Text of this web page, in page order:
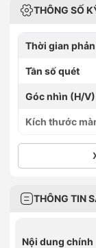
THÔNG SỐ
Thời gian
Tần số quét
Góc nhìn (H/V)
Kích thước
THÔNG TIN
Nội dung chính